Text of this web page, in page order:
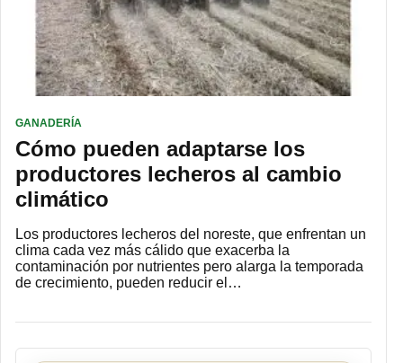
GANADERÍA
Cómo pueden adaptarse los
productores lecheros al cambio
climático
Los productores lecheros del noreste, que enfrentan un
clima cada vez más cálido que exacerba la
contaminación por nutrientes pero alarga la temporada
de crecimiento, pueden reducir el…